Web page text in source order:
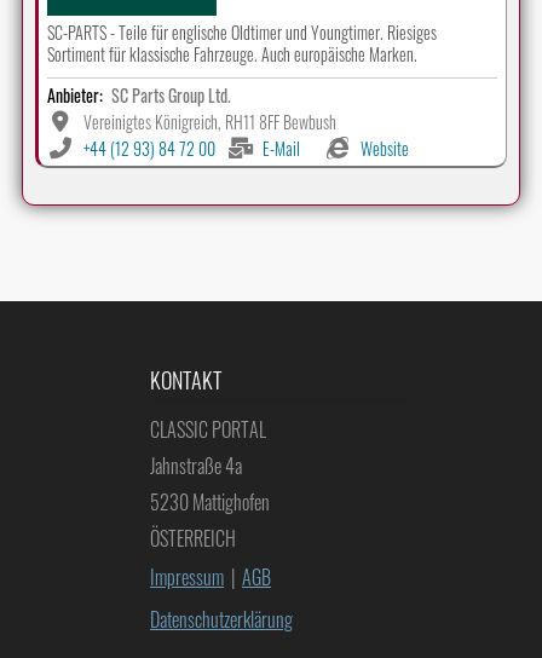
SC-PARTS - Teile für englische Oldtimer und Youngtimer. Riesiges
Sortiment für klassische Fahrzeuge. Auch europäische Marken.
Anbieter: SC Parts Group Ltd.
Vereinigtes Königreich, RH11 8FF Bewbush
+44 (12 93) 84 72 00
E-Mail Website
KONTAKT
CLASSIC PORTAL
Jahnstraße 4a
5230 Mattighofen
ÖSTERREICH
Impressum | AGB
Datenschutzerklärung